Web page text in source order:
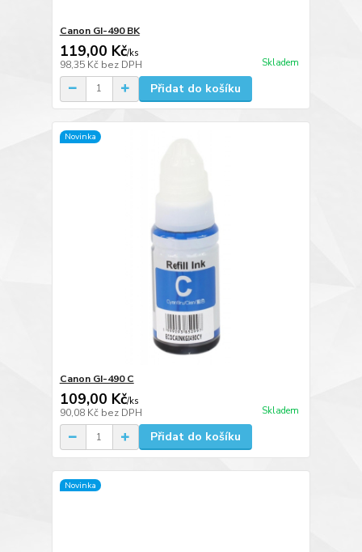
Canon GI-490 BK
119,00 Kč/ks
98,35 Kč bez DPH Skladem
Přidat do košíku
Novinka
Canon GI-490 C
109,00 Kč/ks
90,08 Kč bez DPH Skladem
Přidat do košíku
Novinka